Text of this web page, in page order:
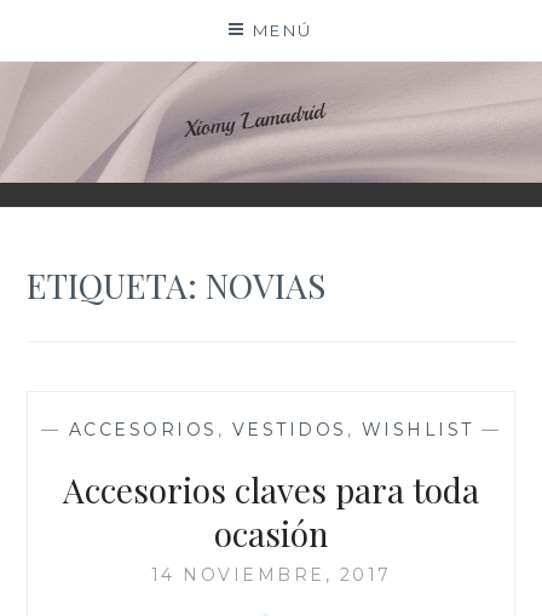
contenido
MENÚ
XIOMY LAMADRID
ETIQUETA: NOVIAS
— ACCESORIOS , VESTIDOS , WISHLIST —
Accesorios claves para toda
ocasión
14 NOVIEMBRE, 2017